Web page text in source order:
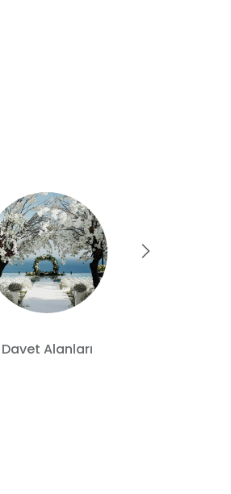
Davet Alanları